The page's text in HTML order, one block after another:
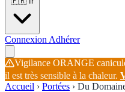
Connexion Adhérer
Vigilance ORANGE
il est très sensible à la chaleur.
Accueil › Portées › Du